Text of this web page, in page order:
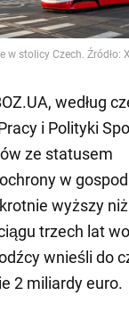
według
i Polityki
ze statusem
w
wyższy
trzech lat
wnieśli do
2 miliardy euro.